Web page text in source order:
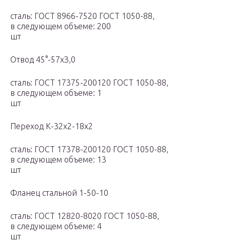
сталь: ГОСТ 8966-7520 ГОСТ 1050-88,
в следующем объеме: 200
шт
Отвод 45°-57хЗ,0
сталь: ГОСТ 17375-200120 ГОСТ 1050-88,
в следующем объеме: 1
шт
Переход К-32х2-18х2
сталь: ГОСТ 17378-200120 ГОСТ 1050-88,
в следующем объеме: 13
шт
Фланец стальной 1-50-10
сталь: ГОСТ 12820-8020 ГОСТ 1050-88,
в следующем объеме: 4
шт